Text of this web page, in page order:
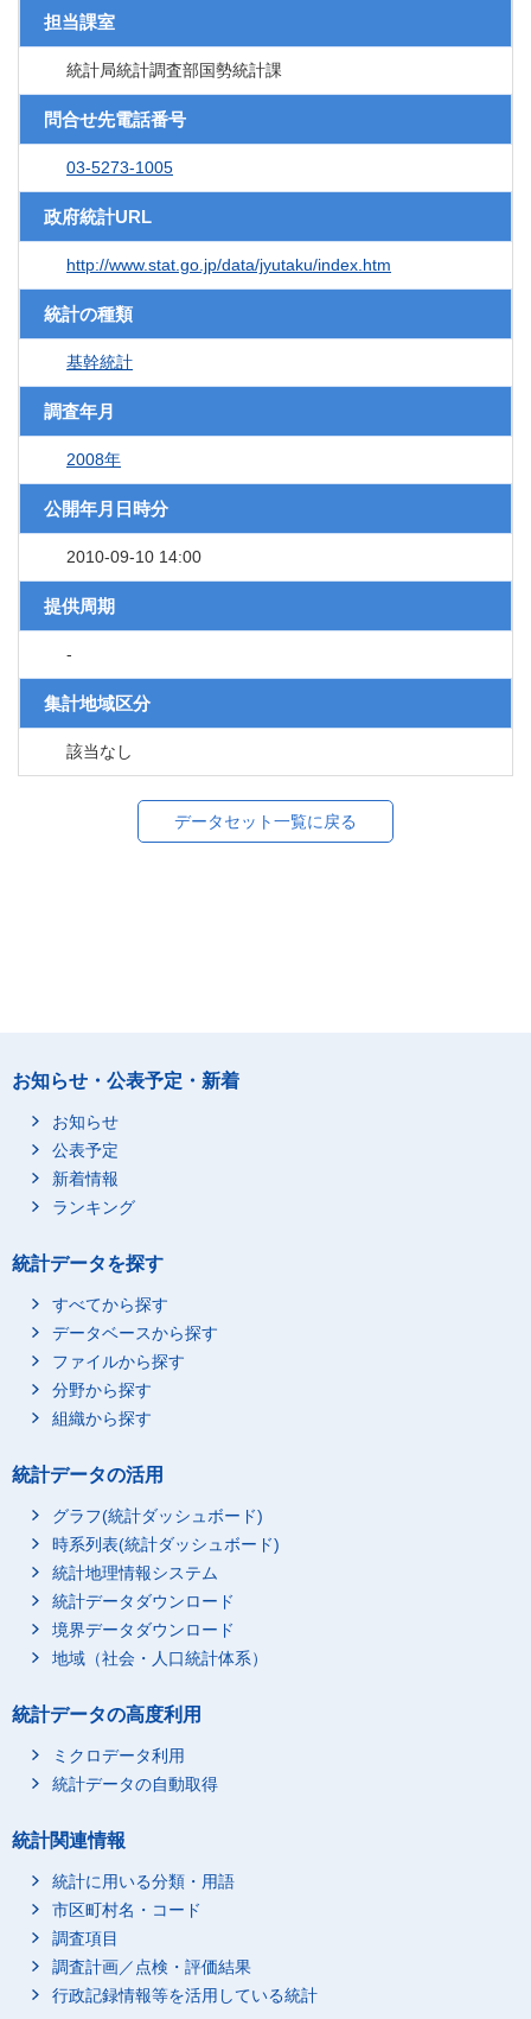
担当課室
統計局統計調査部国勢統計課
問合せ先電話番号
03-5273-1005
政府統計URL
http://www.stat.go.jp/data/jyutaku/index.htm
統計の種類
基幹統計
調査年月
2008年
公開年月日時分
2010-09-10 14:00
提供周期
-
集計地域区分
該当なし
データセット一覧に戻る
お知らせ・公表予定・新着
お知らせ
公表予定
新着情報
ランキング
統計データを探す
すべてから探す
データベースから探す
ファイルから探す
分野から探す
組織から探す
統計データの活用
グラフ(統計ダッシュボード)
時系列表(統計ダッシュボード)
統計地理情報システム
統計データダウンロード
境界データダウンロード
地域（社会・人口統計体系）
統計データの高度利用
ミクロデータ利用
統計データの自動取得
統計関連情報
統計に用いる分類・用語
市区町村名・コード
調査項目
調査計画／点検・評価結果
行政記録情報等を活用している統計